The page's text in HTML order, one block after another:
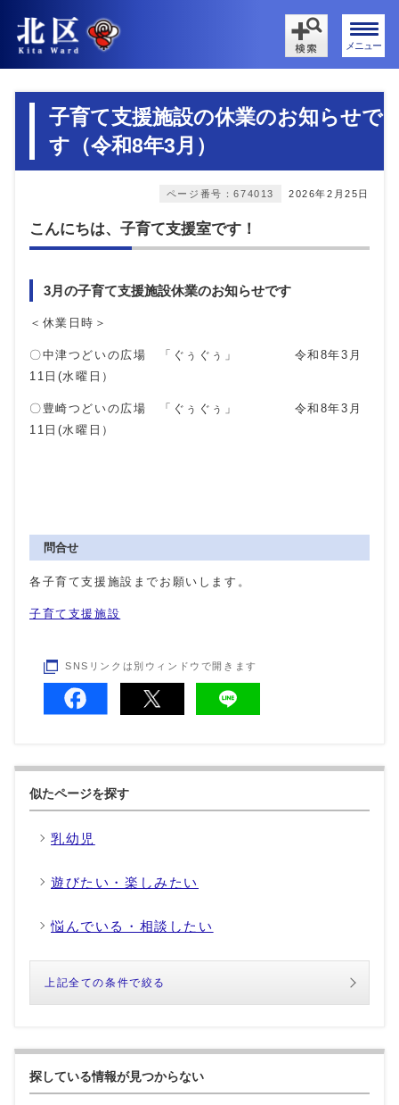
メニュー
子育て支援施設の休業のお知らせで
す（令和8年3月）
2026年2月25日
ページ番号：674013
こんにちは、子育て支援室です！
3月の子育て支援施設休業のお知らせです
＜休業日時＞
〇中津つどいの広場 「ぐぅぐぅ」 令和8年3月
11日(水曜日）
〇豊崎つどいの広場 「ぐぅぐぅ」 令和8年3月
11日(水曜日）
問合せ
各子育て支援施設までお願いします。
子育て支援施設
SNSリンクは別ウィンドウで開きます
似たページを探す
乳幼児
遊びたい・楽しみたい
悩んでいる・相談したい
上記全ての条件で絞る
探している情報が見つからない